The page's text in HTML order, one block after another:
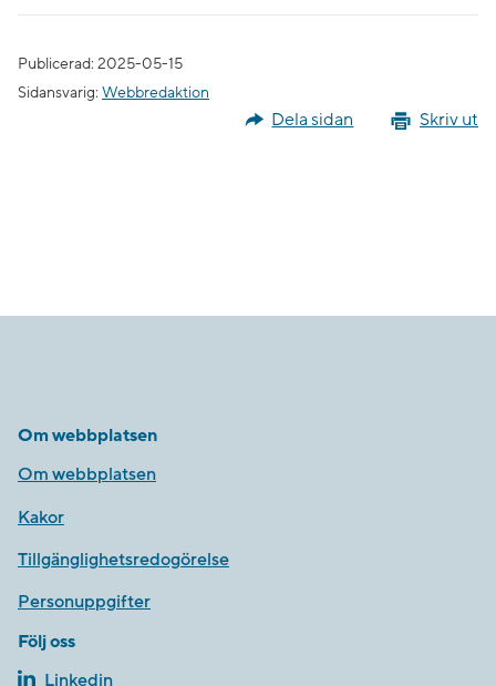
Publicerad: 2025-05-15
Sidansvarig: Webbredaktion
Skriv ut
Dela sidan
Om webbplatsen
Om webbplatsen
Kakor
Tillgänglighetsredogörelse
Personuppgifter
Följ oss
Linkedin